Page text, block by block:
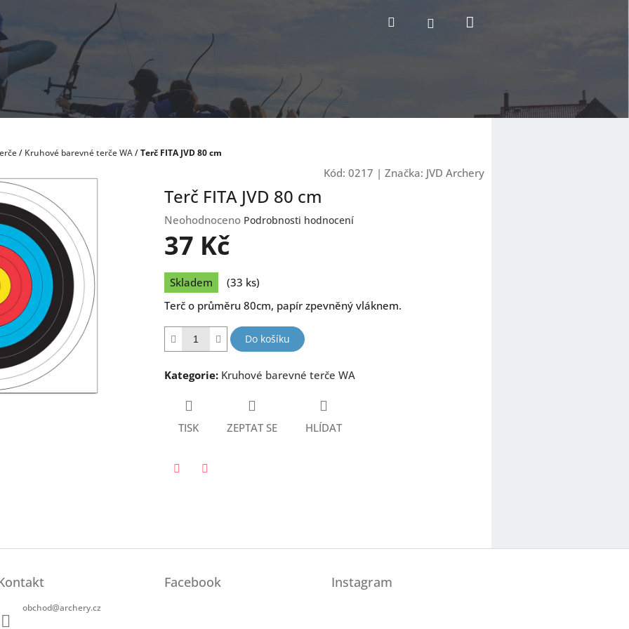
Hledat Přihlášení
/ Kruhové barevné terče WA/Terč FITA JVD 80 cm
Kód: 0217 | Značka: JVD Archery
Terč FITA JVD 80 cm
Průměrné
hodnocení
produktu
0,0
z
5
Neohodnoceno Podrobnosti hodnocení
37 Kč
Měrná
cena:
Skladem
(33 ks)
Terč o průměru 80cm, papír zpevněný vláknem.
Do košíku
Kategorie: Kruhové barevné terče WA
TISK ZEPTAT SE HLÍDAT
obchod@archery.cz
Facebook Instagram